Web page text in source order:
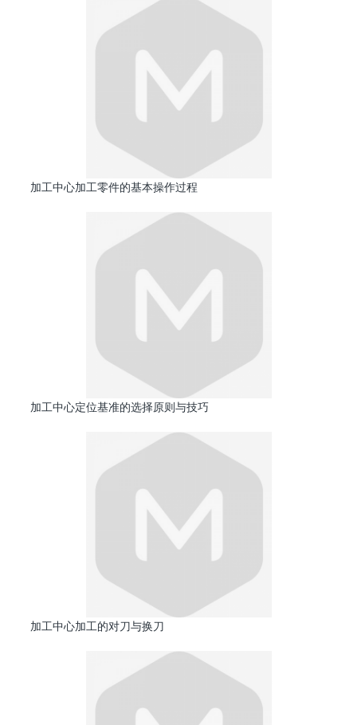
加工中心加工零件的基本操作过程
加工中心定位基准的选择原则与技巧
加工中心加工的对刀与换刀